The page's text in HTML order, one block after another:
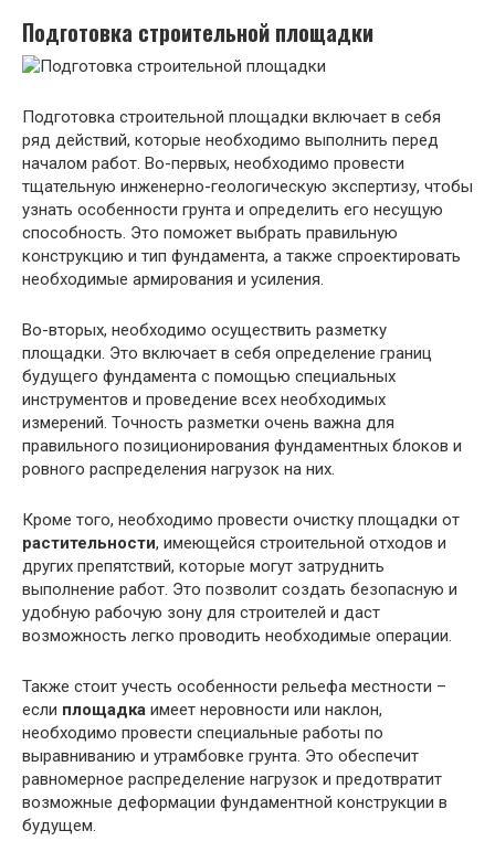
Подготовка строительной площадки
Подготовка строительной площадки включает в себя
ряд действий, которые необходимо выполнить перед
началом работ. Во-первых, необходимо провести
тщательную инженерно-геологическую экспертизу, чтобы
узнать особенности грунта и определить его несущую
способность. Это поможет выбрать правильную
конструкцию и тип фундамента, а также спроектировать
необходимые армирования и усиления.
Во-вторых, необходимо осуществить разметку
площадки. Это включает в себя определение границ
будущего фундамента с помощью специальных
инструментов и проведение всех необходимых
измерений. Точность разметки очень важна для
правильного позиционирования фундаментных блоков и
ровного распределения нагрузок на них.
Кроме того, необходимо провести очистку площадки от
растительности, имеющейся строительной отходов и
других препятствий, которые могут затруднить
выполнение работ. Это позволит создать безопасную и
удобную рабочую зону для строителей и даст
возможность легко проводить необходимые операции.
Также стоит учесть особенности рельефа местности –
если площадка имеет неровности или наклон,
необходимо провести специальные работы по
выравниванию и утрамбовке грунта. Это обеспечит
равномерное распределение нагрузок и предотвратит
возможные деформации фундаментной конструкции в
будущем.